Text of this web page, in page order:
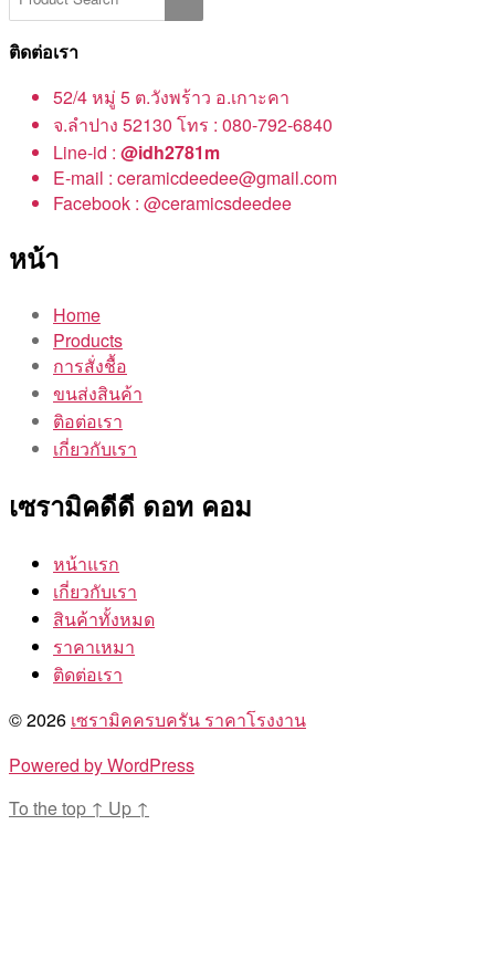
ติดต่อเรา
52/4 หมู่ 5 ต.วังพร้าว อ.เกาะคา
จ.ลำปาง 52130 โทร : 080-792-6840
Line-id : @idh2781m
E-mail : ceramicdeedee@gmail.com
Facebook : @ceramicsdeedee
หน้า
Home
Products
การสั่งชื้อ
ขนส่งสินค้า
ติอต่อเรา
เกี่ยวกับเรา
เซรามิคดีดี ดอท คอม
หน้าแรก
เกี่ยวกับเรา
สินค้าทั้งหมด
ราคาเหมา
ติดต่อเรา
© 2026 เซรามิคครบครัน ราคาโรงงาน
Powered by WordPress
To the top ↑ Up ↑